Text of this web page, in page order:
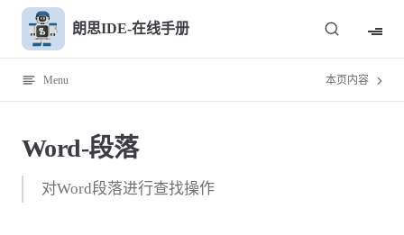
Skip to content朗思IDE-在线手册
Menu 本页内容
Word-段落
对Word段落进行查找操作